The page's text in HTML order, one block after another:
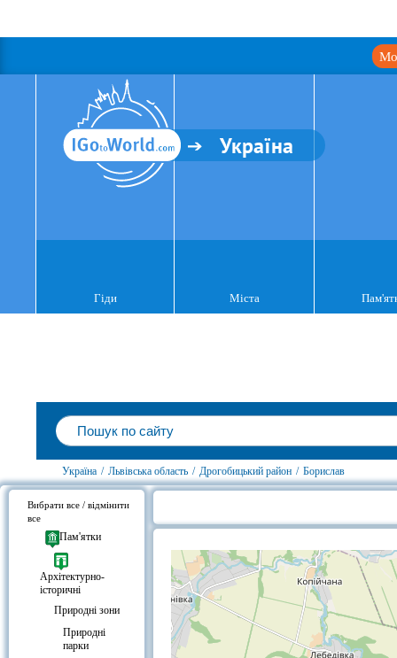
Україна
Гіди Міста
Україна / Львівська область / Дрогобицький район / Борислав
Вибрати все / відмінити
все
Пам'ятки
Архітектурно-
історичні
Природні зони
Природні
парки